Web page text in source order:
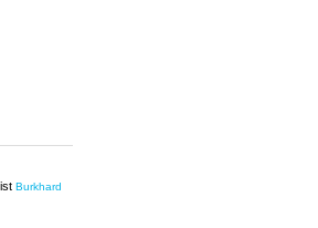
istBurkhard